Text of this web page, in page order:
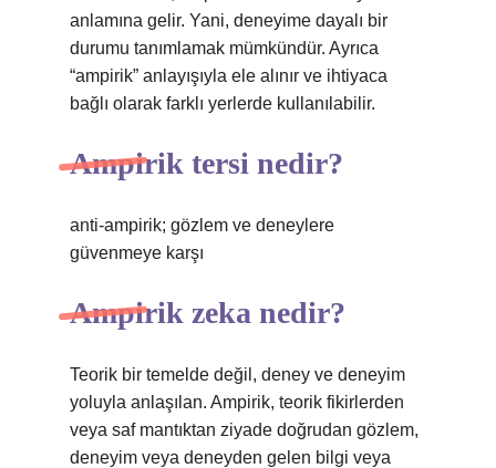
anlamına gelir. Yani, deneyime dayalı bir
durumu tanımlamak mümkündür. Ayrıca
“ampirik” anlayışıyla ele alınır ve ihtiyaca
bağlı olarak farklı yerlerde kullanılabilir.
Ampirik tersi nedir?
anti-ampirik; gözlem ve deneylere
güvenmeye karşı
Ampirik zeka nedir?
Teorik bir temelde değil, deney ve deneyim
yoluyla anlaşılan. Ampirik, teorik fikirlerden
veya saf mantıktan ziyade doğrudan gözlem,
deneyim veya deneyden gelen bilgi veya